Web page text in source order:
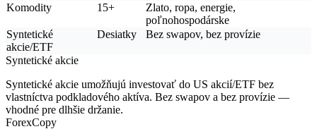
Komodity
15+
Zlato, ropa, energie,
poľnohospodárske
Syntetické
akcie/ETF
Desiatky Bez swapov, bez provízie
Syntetické akcie
Syntetické akcie umožňujú investovať do US akcií/ETF bez
vlastníctva podkladového aktíva. Bez swapov a bez provízie —
vhodné pre dlhšie držanie.
ForexCopy